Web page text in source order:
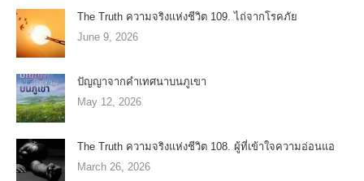
The Truth ความจริงแห่งชีวิต 109. ไถ่จากโรคภัย
June 9, 2026
ปัญญาจากคำเทศนาบนภูเขา
May 12, 2026
The Truth ความจริงแห่งชีวิต 108. ผู้ที่เข้าใจความอ่อนแอ
March 26, 2026